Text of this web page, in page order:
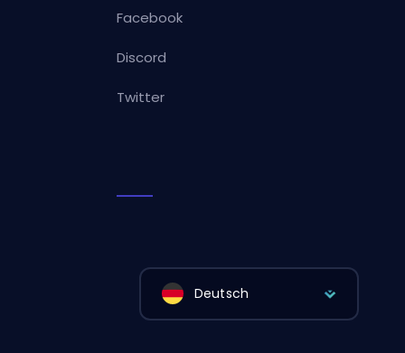
Facebook
Discord
Twitter
Deutsch